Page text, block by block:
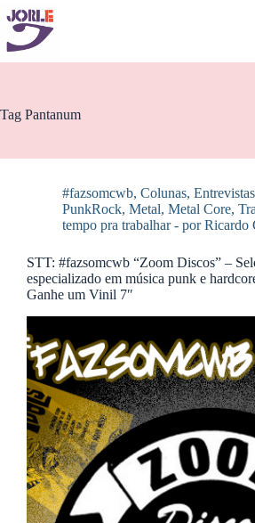
Pular
para
conteúdo
Tag Pantanum
#fazsomcwb, Colunas, Entrevistas
PunkRock, Metal, Metal Core,
tempo pra trabalhar - por Ricardo
STT: #fazsomcwb “Zoom Discos” –
especializado em música punk e
Ganhe um Vinil 7″